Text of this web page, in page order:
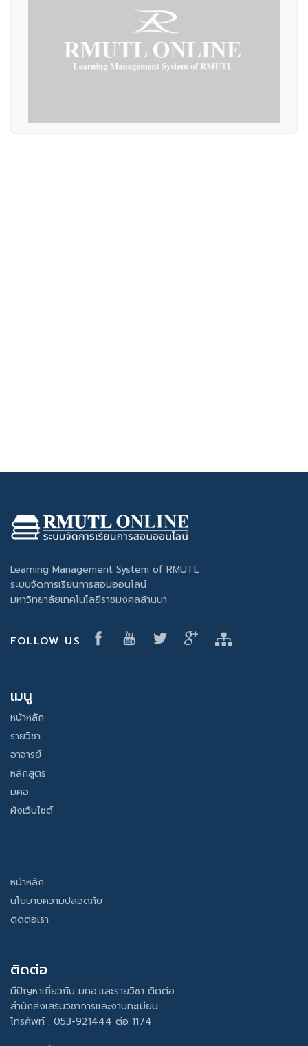
Learning Management System of RMUTL
ระบบจัดการเรียนการสอนออนไลน์
มหาวิทยาลัยเทคโนโลยีราชมงคลล้านนา
FOLLOW US
เมนู
หน้าหลัก
รายวิชา
อาจารย์
หลักสูตร
มคอ.
ผังเว็บไซต์
หน้าหลัก
นโยบายความปลอดภัย
ติดต่อเรา
ติดต่อ
มีปัญหาเกี่ยวกับ มคอ.และรายวิชา ติดต่อ
สำนักส่งเสริมวิชาการและงานทะเบียน
โทรศัพท์ : 053-921444 ต่อ 1174